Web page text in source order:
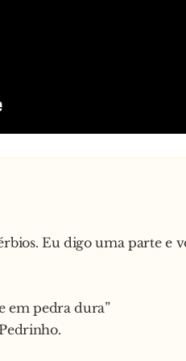
Eu digo uma parte e
em pedra dura”